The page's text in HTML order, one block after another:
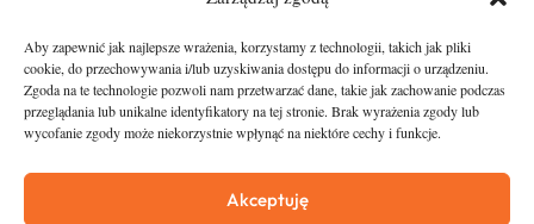
Aby zapewnić jak najlepsze wrażenia, korzystamy z technologii, takich jak pliki
cookie, do przechowywania i/lub uzyskiwania dostępu do informacji o urządzeniu.
Zgoda na te technologie pozwoli nam przetwarzać dane, takie jak zachowanie podczas
przeglądania lub unikalne identyfikatory na tej stronie. Brak wyrażenia zgody lub
wycofanie zgody może niekorzystnie wpłynąć na niektóre cechy i funkcje.
Akceptuję
O nas